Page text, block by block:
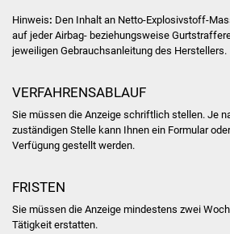
Hinweis: Den Inhalt an Netto-Explosivstoff-
auf jeder Airbag- beziehungsweise
jeweiligen Gebrauchsanleitung des Herstellers.
VERFAHRENSABLAUF
Sie müssen die Anzeige schriftlich stellen. Je
zuständigen Stelle kann Ihnen ein Formular
Verfügung gestellt werden.
FRISTEN
Sie müssen die Anzeige mindestens zwei
Tätigkeit erstatten.